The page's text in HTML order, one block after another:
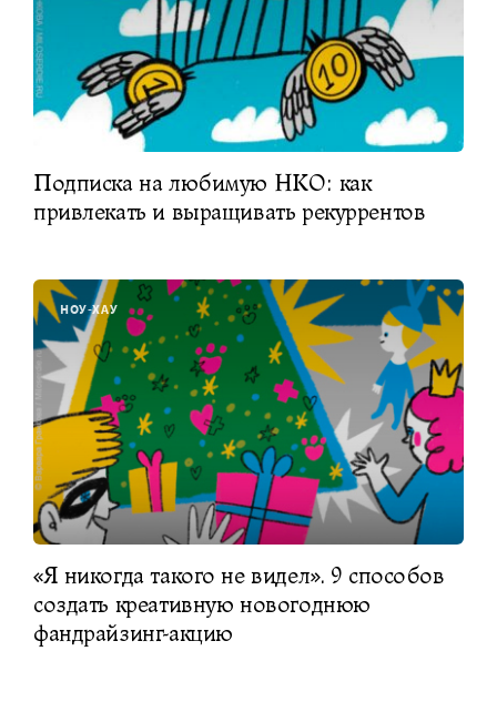
Подписка на любимую НКО: как
привлекать и выращивать рекуррентов
НОУ-ХАУ
«Я никогда такого не видел». 9 способов
создать креативную новогоднюю
фандрайзинг-акцию